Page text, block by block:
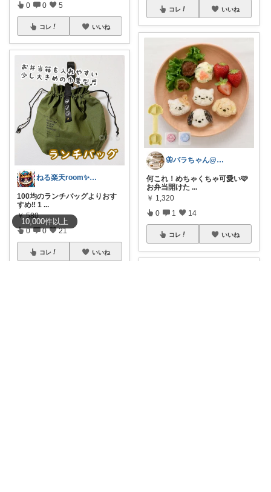
10,000件以上
0 0 5
コレ いいね
ねる楽天room✨お買い物マラソンや✨
100均のランチバッグよりおす
すめ‼️ 1 ...
￥ 580
0 0 21
コレ いいね
コレ いいね
🦋バラちゃん@主婦目線の便利グッズ🦋
何これ！めちゃくちゃ可愛い🩷
お弁当開けた ...
￥ 1,320
0 1 14
コレ いいね